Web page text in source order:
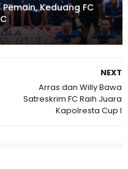
Keduang FC
NEXT
Arras dan Willy Bawa
Satreskrim FC Raih Juara
Kapolresta Cup I